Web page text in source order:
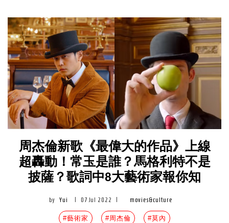
周杰倫新歌《最偉大的作品》上線
超轟動！常玉是誰？馬格利特不是
披薩？歌詞中8大藝術家報你知
by Yui 07 Jul 2022 movies&culture
#藝術家 #周杰倫 #莫內